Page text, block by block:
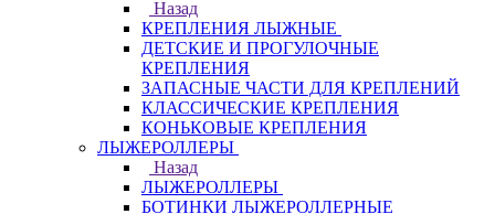
Назад
КРЕПЛЕНИЯ ЛЫЖНЫЕ
ДЕТСКИЕ И ПРОГУЛОЧНЫЕ
КРЕПЛЕНИЯ
ЗАПАСНЫЕ ЧАСТИ ДЛЯ КРЕПЛЕНИЙ
КЛАССИЧЕСКИЕ КРЕПЛЕНИЯ
КОНЬКОВЫЕ КРЕПЛЕНИЯ
ЛЫЖЕРОЛЛЕРЫ
Назад
ЛЫЖЕРОЛЛЕРЫ
БОТИНКИ ЛЫЖЕРОЛЛЕРНЫЕ